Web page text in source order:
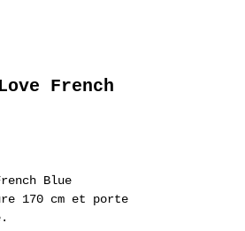
French
Blue
170 cm et porte